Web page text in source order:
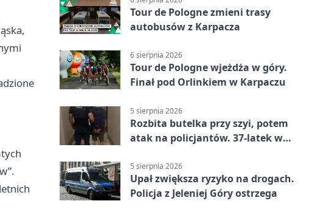
Tour de Pologne zmieni trasy
autobusów z Karpacza
6 sierpnia 2026
Tour de Pologne wjeżdża w góry.
Finał pod Orlinkiem w Karpaczu
5 sierpnia 2026
Rozbita butelka przy szyi, potem
atak na policjantów. 37-latek w
5 sierpnia 2026
Upał zwiększa ryzyko na drogach.
Policja z Jeleniej Góry ostrzega